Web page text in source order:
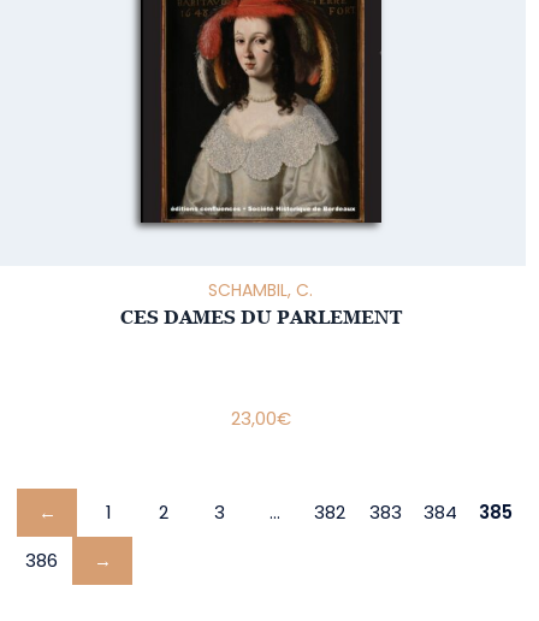
SCHAMBIL, C.
CES DAMES DU PARLEMENT
23,00€
← 1 2 3 … 382 383 384
385
386
→